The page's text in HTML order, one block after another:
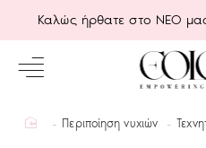
Καλώς ήρθατε στο ΝΕΟ
homeΠεριποίηση νυχιών